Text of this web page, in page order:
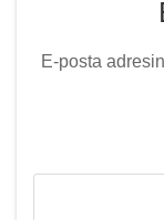
E-posta